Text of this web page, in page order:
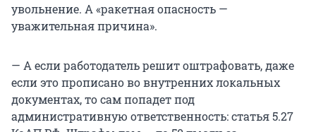
увольнение. А «ракетная опасность —
уважительная причина».
— А если работодатель решит оштрафовать, даже
если это прописано во внутренних локальных
документах, то сам попадет под
административную ответственность: статья 5.27